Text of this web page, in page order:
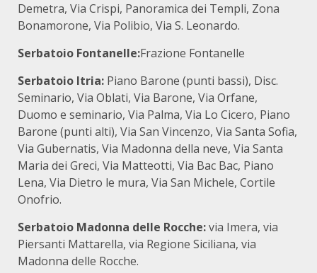
Demetra, Via Crispi, Panoramica dei Templi, Zona
Bonamorone, Via Polibio, Via S. Leonardo.
Serbatoio Fontanelle:Frazione Fontanelle
Serbatoio Itria: Piano Barone (punti bassi), Disc.
Seminario, Via Oblati, Via Barone, Via Orfane,
Duomo e seminario, Via Palma, Via Lo Cicero, Piano
Barone (punti alti), Via San Vincenzo, Via Santa Sofia,
Via Gubernatis, Via Madonna della neve, Via Santa
Maria dei Greci, Via Matteotti, Via Bac Bac, Piano
Lena, Via Dietro le mura, Via San Michele, Cortile
Onofrio.
Serbatoio Madonna delle Rocche:via Imera, via
Piersanti Mattarella, via Regione Siciliana, via
Madonna delle Rocche.